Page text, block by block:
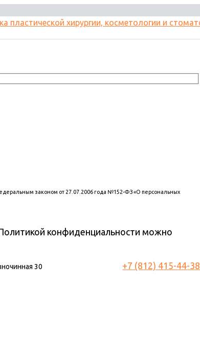
законом от 27.07.2006 года №152-ФЗ «О персональных
конфиденциальности можно
+7 (812) 415-44-38
30